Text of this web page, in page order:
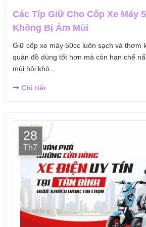
Các Típ Giữ Cho Cốp Xe Máy
Không Bị Ám Mùi
Giữ cốp xe máy 50cc luôn sạch và thơm
quản đồ dùng tốt hơn mà còn hạn chế
mùi hôi khó...
Chi tiết
28
Th7